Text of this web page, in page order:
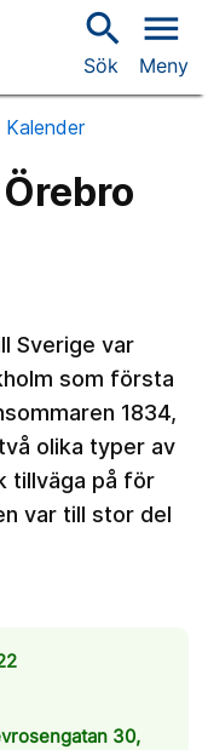
search
Sök
menu
Meny
Kalender
Sverige var
som första
1834,
olika typer av
tillväga på för
var till stor del
30,